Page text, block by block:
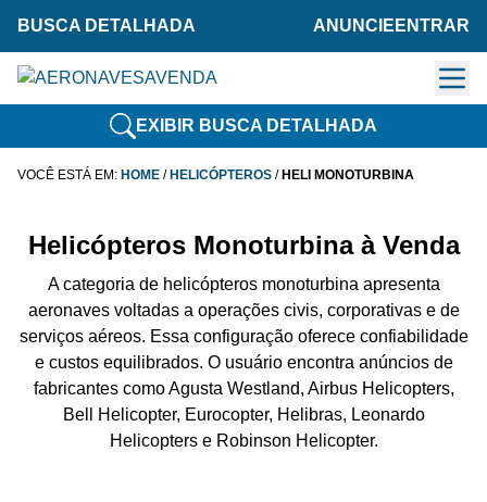
BUSCA DETALHADA ANUNCIE ENTRAR
EXIBIR BUSCA DETALHADA
VOCÊ ESTÁ EM: HOME / HELICÓPTEROS / HELI MONOTURBINA
Helicópteros Monoturbina à Venda
A categoria de helicópteros monoturbina apresenta
aeronaves voltadas a operações civis, corporativas e de
serviços aéreos. Essa configuração oferece confiabilidade
e custos equilibrados. O usuário encontra anúncios de
fabricantes como Agusta Westland, Airbus Helicopters,
Bell Helicopter, Eurocopter, Helibras, Leonardo
Helicopters e Robinson Helicopter.